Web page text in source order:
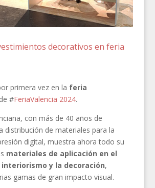
decorativos en feria
primera vez en la feria
#FeriaValencia 2024.
con más de 40 años de
distribución de materiales para la
digital, muestra ahora todo su
materiales de aplicación en el
y la decoración,
gamas de gran impacto visual.